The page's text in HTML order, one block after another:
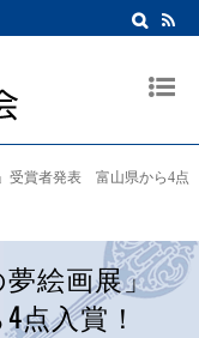
受賞者発表 富山県から4点
夢絵画展」
入賞！